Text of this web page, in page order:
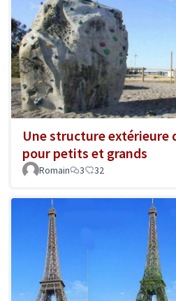
Une structure extérieure
pour petits et grands
Romain 3 32